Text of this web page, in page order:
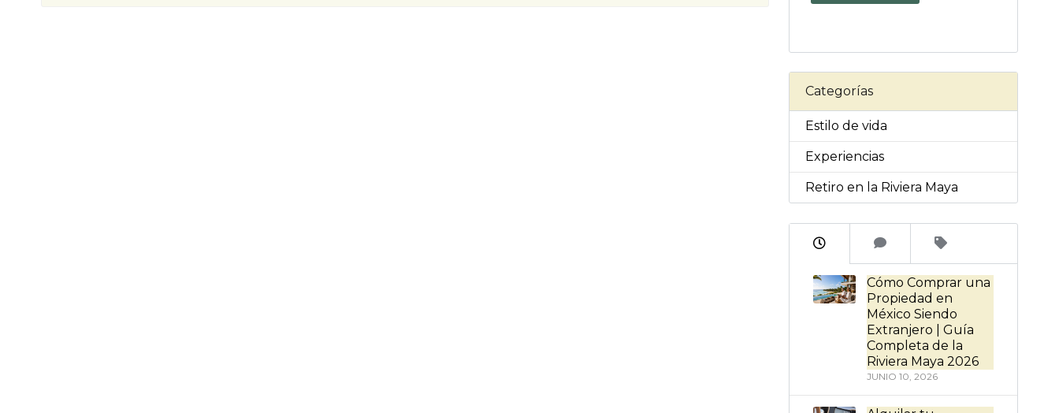
Categorías
Estilo de vida
Experiencias
Retiro en la Riviera Maya
Cómo Comprar una
Propiedad en
México Siendo
Extranjero | Guía
Completa de la
Riviera Maya 2026
JUNIO 10, 2026